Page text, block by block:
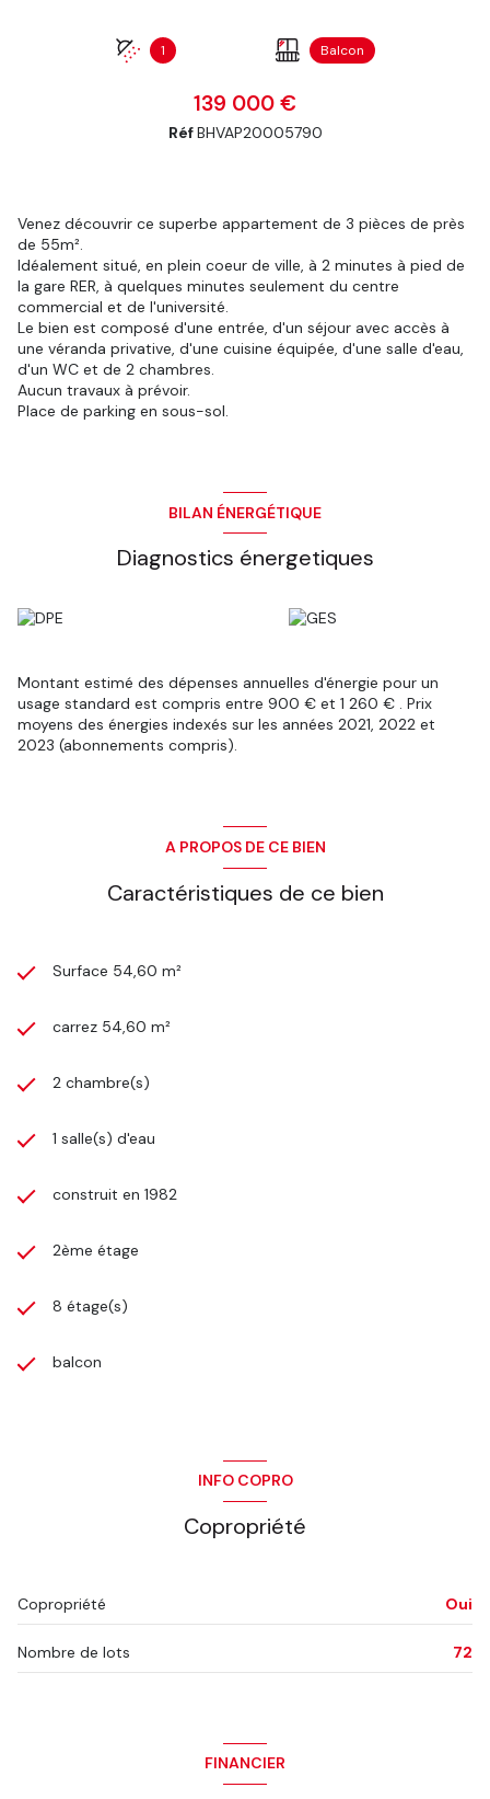
1 Balcon
139 000 €
RéfBHVAP20005790
Venez découvrir ce superbe appartement de 3 pièces de près
de 55m².
Idéalement situé, en plein coeur de ville, à 2 minutes à pied de
la gare RER, à quelques minutes seulement du centre
commercial et de l'université.
Le bien est composé d'une entrée, d'un séjour avec accès à
une véranda privative, d'une cuisine équipée, d'une salle d'eau,
d'un WC et de 2 chambres.
Aucun travaux à prévoir.
Place de parking en sous-sol.
BILAN ÉNERGÉTIQUE
Diagnostics énergetiques
Montant estimé des dépenses annuelles d'énergie pour un
usage standard est compris entre 900 € et 1 260 € . Prix
moyens des énergies indexés sur les années 2021, 2022 et
2023 (abonnements compris).
A PROPOS DE CE BIEN
Caractéristiques de ce bien
Surface 54,60 m²
carrez 54,60 m²
2 chambre(s)
1 salle(s) d'eau
construit en 1982
2ème étage
8 étage(s)
balcon
INFO COPRO
Copropriété
Copropriété Oui
Nombre de lots 72
FINANCIER